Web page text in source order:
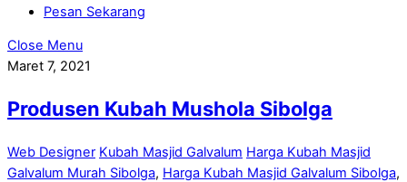
Pesan Sekarang
Close Menu
Maret 7, 2021
Produsen Kubah Mushola Sibolga
Web Designer Kubah Masjid Galvalum Harga Kubah Masjid
Galvalum Murah Sibolga, Harga Kubah Masjid Galvalum Sibolga,